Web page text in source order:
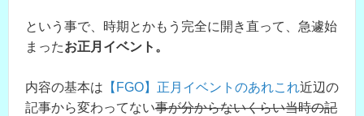
という事で、時期とかもう完全に開き直って、急遽始
まったお正月イベント。
内容の基本は 【FGO】正月イベントのあれこれ近辺の
記事から変わってない事が分からないくらい当時の記